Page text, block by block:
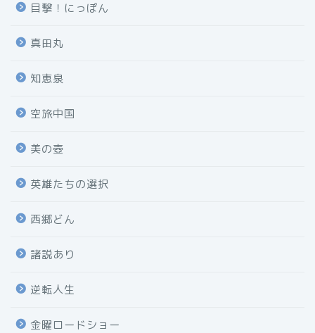
目撃！にっぽん
真田丸
知恵泉
空旅中国
美の壺
英雄たちの選択
西郷どん
諸説あり
逆転人生
金曜ロードショー